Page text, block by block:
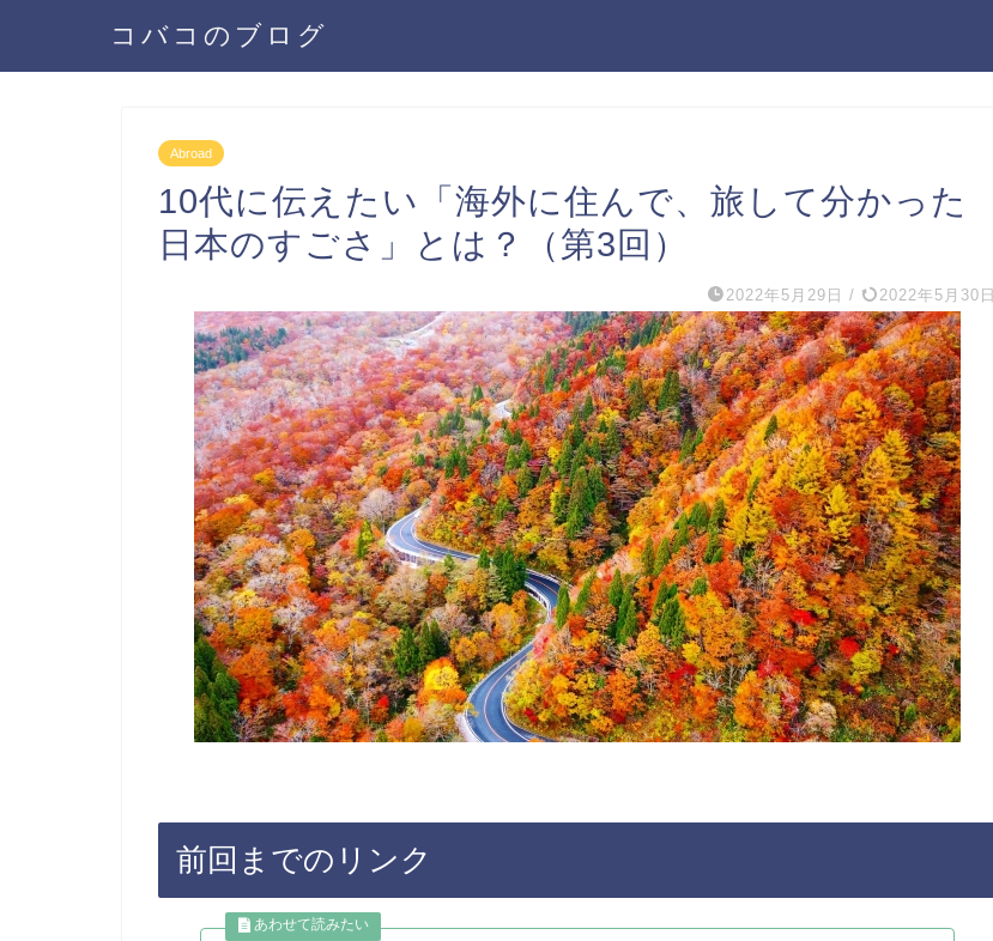
コバコのブログ
Abroad
10代に伝えたい「海外に住んで、旅して分かった
日本のすごさ」とは？（第3回）
2022年5月29日 / 2022年5月30日
前回までのリンク